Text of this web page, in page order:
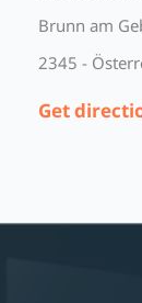
Brunn am
2345 -
Get